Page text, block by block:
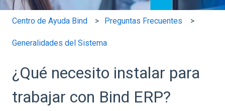
Centro de Ayuda Bind Preguntas Frecuentes
Generalidades del Sistema
¿Qué necesito instalar para
trabajar con Bind ERP?